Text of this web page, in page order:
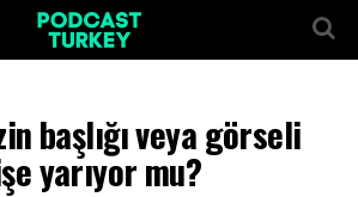
başlığı veya görseli
yarıyor mu?